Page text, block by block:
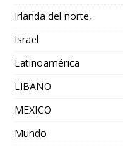
Irlanda del norte,
Israel
Latinoamérica
LIBANO
MEXICO
Mundo